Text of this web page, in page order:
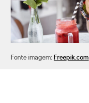
Fonte imagem: Freepik.com